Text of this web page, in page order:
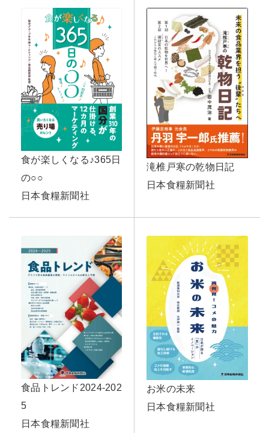
食が楽しくなる♪365日
の○○
日本食糧新聞社
滝椎戸寒の乾物日記
日本食糧新聞社
食品トレンド2024-202
5
日本食糧新聞社
お米の未来
日本食糧新聞社